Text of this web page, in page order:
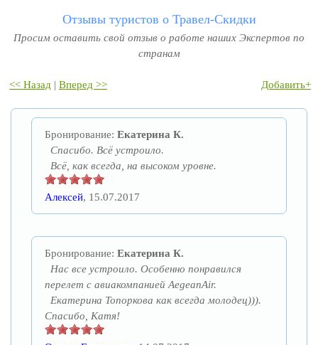
Отзывы туристов о Травел-Скидки
Просим оставить свой отзыв о работе наших Экспертов по
странам
<< Назад | Вперед >> Добавить+
Бронирование: Екатерина К.
Спасибо. Всё устроило.
Всё, как всегда, на высоком уровне.
Алексей, 15.07.2017
Бронирование: Екатерина К.
Нас все устроило. Особенно понравился
перелет с авиакомпанией АegeаnАir.
Екатерина Топоркова как всегда молодец))).
Спасибо, Катя!